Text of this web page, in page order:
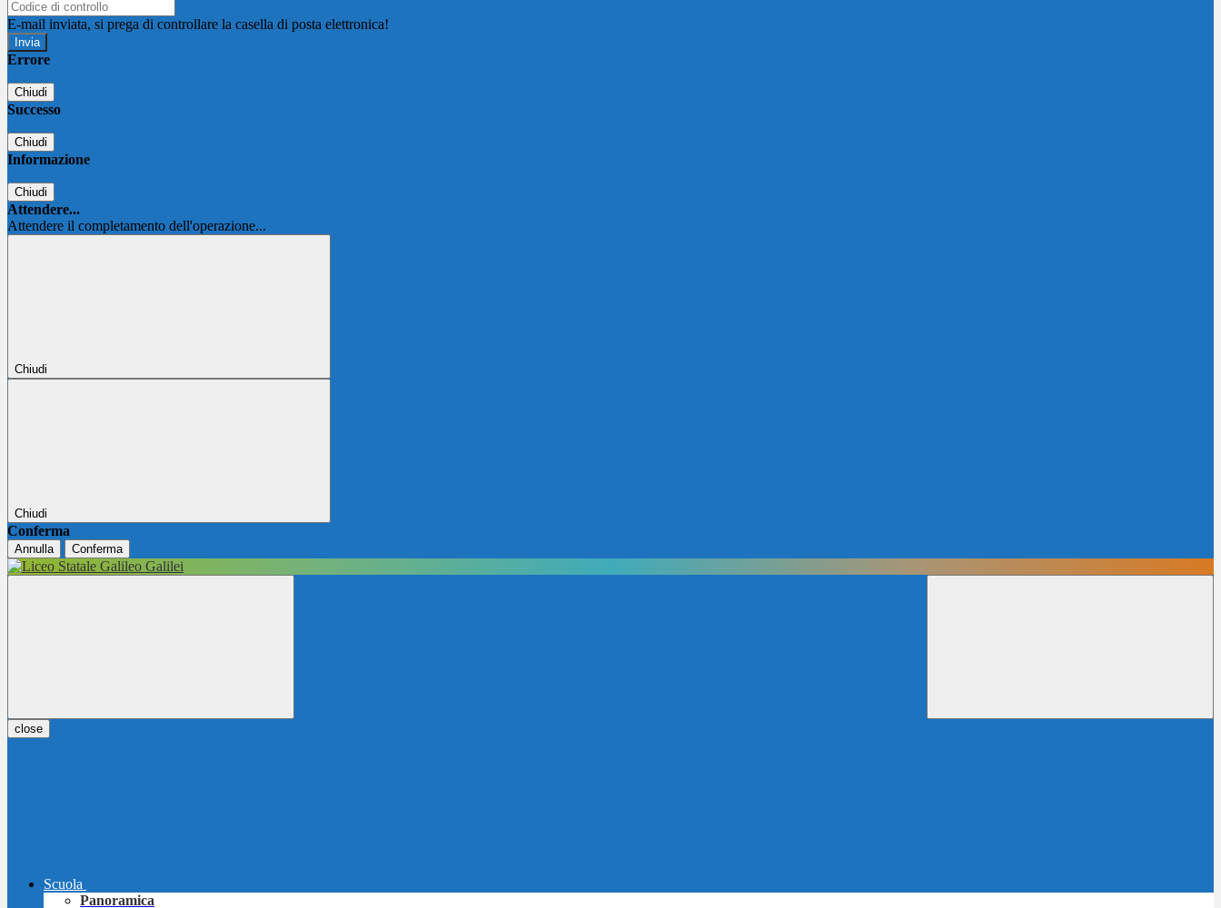
E-mail inviata, si prega di controllare la casella di posta elettronica!
Errore
Chiudi
Successo
Chiudi
Informazione
Chiudi
Attendere...
Attendere il completamento dell'operazione...
Chiudi
Chiudi
Conferma
Annulla Conferma
close
Scuola
Panoramica